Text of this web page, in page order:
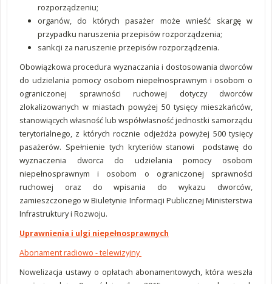
rozporządzeniu;
organów, do których pasażer może wnieść skargę w
przypadku naruszenia przepisów rozporządzenia;
sankcji za naruszenie przepisów rozporządzenia.
Obowiązkowa procedura wyznaczania i dostosowania dworców
do udzielania pomocy osobom niepełnosprawnym i osobom o
ograniczonej sprawności ruchowej dotyczy dworców
zlokalizowanych w miastach powyżej 50 tysięcy mieszkańców,
stanowiących własność lub współwłasność jednostki samorządu
terytorialnego, z których rocznie odjeżdża powyżej 500 tysięcy
pasażerów. Spełnienie tych kryteriów stanowi podstawę do
wyznaczenia dworca do udzielania pomocy osobom
niepełnosprawnym i osobom o ograniczonej sprawności
ruchowej oraz do wpisania do wykazu dworców,
zamieszczonego w Biuletynie Informacji Publicznej Ministerstwa
Infrastruktury i Rozwoju.
Uprawnienia i ulgi niepełnosprawnych
Abonament radiowo - telewizyjny
Nowelizacja ustawy o opłatach abonamentowych, która weszła